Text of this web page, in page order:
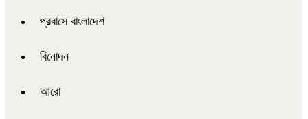
প্রবাসে বাংলাদেশ
বিনোদন
আরো